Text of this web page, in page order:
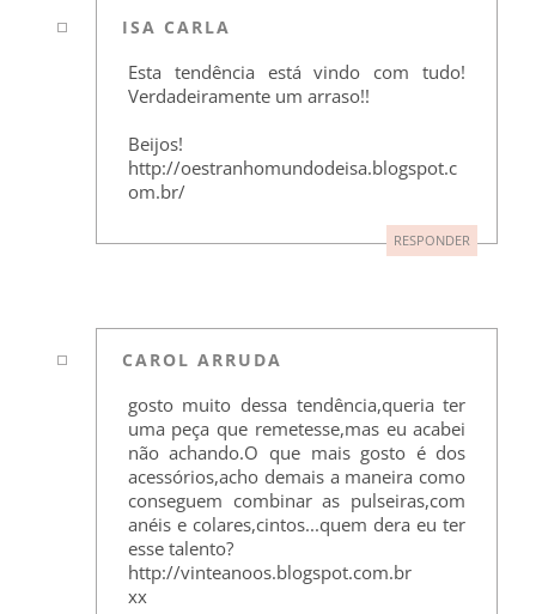
ISA CARLA
Esta tendência está vindo com tudo!
Verdadeiramente um arraso!!
Beijos!
http://oestranhomundodeisa.blogspot.c
om.br/
RESPONDER
CAROL ARRUDA
gosto muito dessa tendência,queria ter
uma peça que remetesse,mas eu acabei
não achando.O que mais gosto é dos
acessórios,acho demais a maneira como
conseguem combinar as pulseiras,com
anéis e colares,cintos...quem dera eu ter
esse talento?
http://vinteanoos.blogspot.com.br
xx